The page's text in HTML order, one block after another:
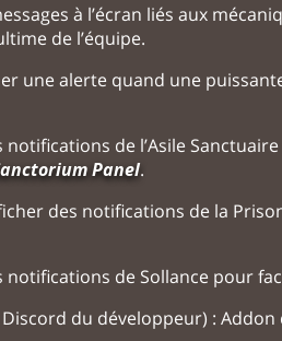
à l’écran liés aux
de l’équipe.
une alerte quand une
de l’Asile
Panel.
des notifications de la
notifications de Sollance pour
du développeur) :